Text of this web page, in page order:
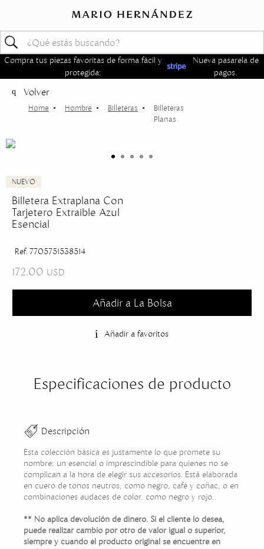
Compra tus piezas favoritas de forma fácil y
protegida:
Nueva pasarela de
pagos.
Volver
Hombre Billeteras
Billeteras
Planas
Billetera Extraplana Con
Tarjetero Extraible Azul
Esencial
Ref. 7705751538514
172.00 USD
Añadir a La Bolsa
Añadir a favoritos
Especificaciones de producto
Descripción
Esta colección básica es justamente lo que promete su
nombre: un esencial o imprescindible para quienes no se
complican a la hora de elegir sus accesorios. Está elaborada
en cuero de tonos neutros, como negro, café y coñac, o en
combinaciones audaces de color, como negro y rojo.
** No aplica devolución de dinero. Si el cliente lo desea,
puede realizar cambio por otro de valor igual o superior,
siempre y cuando el producto original se encuentre en